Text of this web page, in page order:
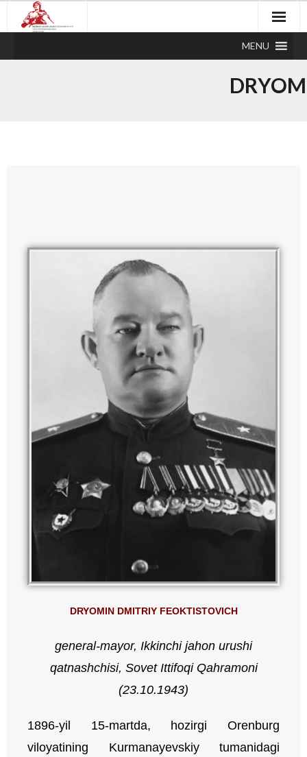
MENU
DRYOMIN DMITRIY FEOKTISTOVICH
general-mayor, Ikkinchi jahon urushi
qatnashchisi, Sovet Ittifoqi Qahramoni
(23.10.1943)
1896-yil 15-martda, hozirgi Orenburg
viloyatining Kurmanayevskiy tumanidagi